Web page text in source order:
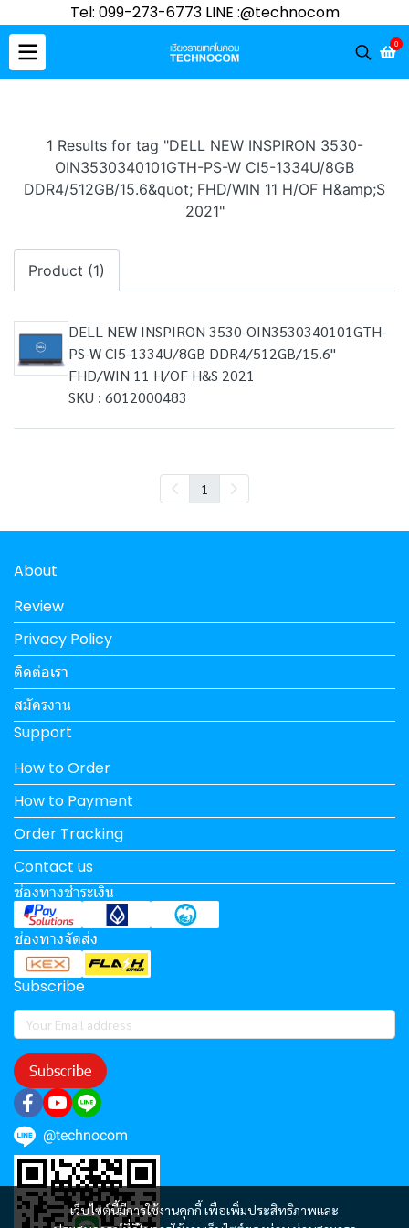
Tel: 099-273-6773 LINE :@technocom
0
1 Results for tag "DELL NEW INSPIRON 3530-
OIN3530340101GTH-PS-W CI5-1334U/8GB
DDR4/512GB/15.6&quot; FHD/WIN 11 H/OF H&amp;S
2021"
Product (1)
DELL NEW INSPIRON 3530-OIN3530340101GTH-
PS-W CI5-1334U/8GB DDR4/512GB/15.6"
FHD/WIN 11 H/OF H&S 2021
SKU : 6012000483
1
เว็บไซต์นี้มีการใช้งานคุกกี้ เพื่อเพิ่มประสิทธิภาพและ
About
Review
Privacy Policy
ติดต่อเรา
สมัครงาน
Support
How to Order
How to Payment
Order Tracking
Contact us
ช่องทางชำระเงิน
ช่องทางจัดส่ง
Subscribe
Subscribe
@technocom